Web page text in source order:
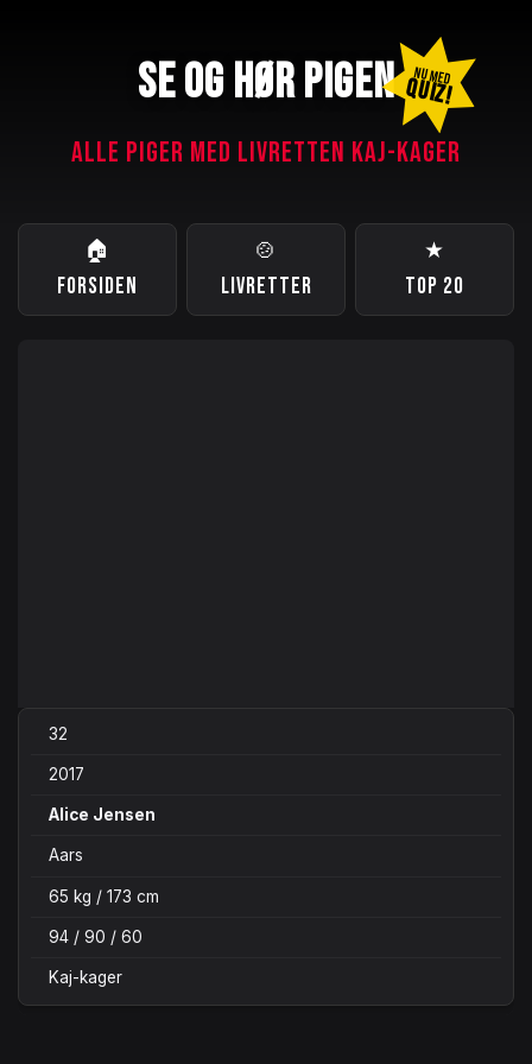
SE OG HØR PIGEN NU MED
QUIZ!
ALLE PIGER MED LIVRETTEN KAJ-KAGER
🏠
FORSIDEN
🍲
LIVRETTER
★
TOP 20
32
2017
Alice Jensen
Aars
65 kg / 173 cm
94 / 90 / 60
Kaj-kager